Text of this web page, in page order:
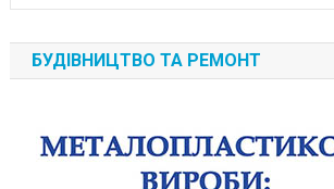
БУДІВНИЦТВО ТА РЕМОНТ